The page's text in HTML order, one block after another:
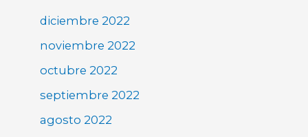
diciembre 2022
noviembre 2022
octubre 2022
septiembre 2022
agosto 2022